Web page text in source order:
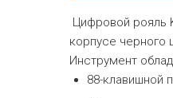
Цифровой рояль
корпусе черного
Инструмент
88-клавишной